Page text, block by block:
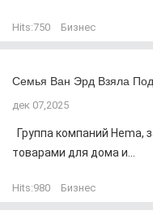
Hits:750 Бизнес
Семья Ван Эрд Взяла
дек 07,2025
Группа компаний
товарами для дома и...
Hits:980 Бизнес